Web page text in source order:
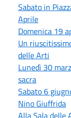
Sabato in
Aprile
Domenica 19
Un
delle Arti
Lunedì 30
sacra
Sabato 6
Nino Giuffrida
Alla Sala delle